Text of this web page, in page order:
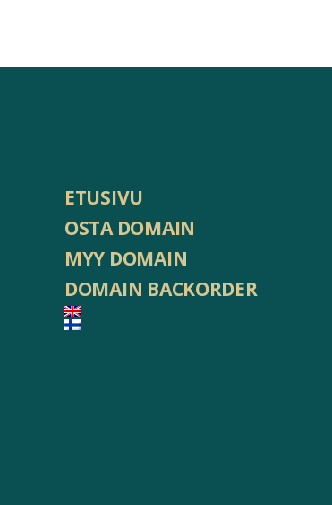
ETUSIVU
OSTA DOMAIN
MYY DOMAIN
DOMAIN BACKORDER